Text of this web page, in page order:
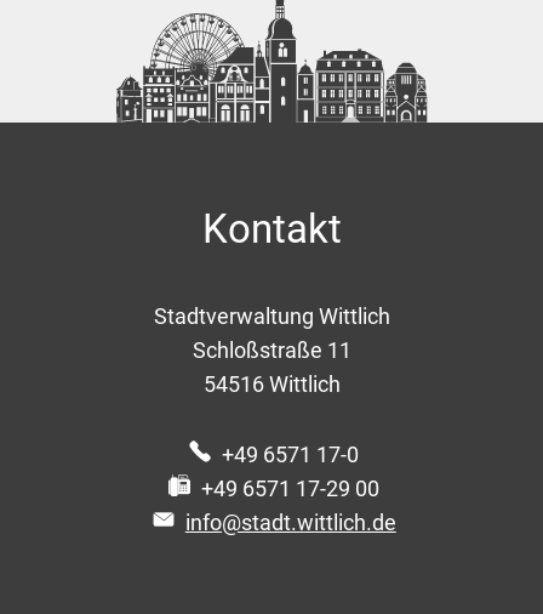
Kontakt
Stadtverwaltung Wittlich
Schloßstraße 11
54516 Wittlich
+49 6571 17-0
+49 6571 17-29 00
info@stadt.wittlich.de